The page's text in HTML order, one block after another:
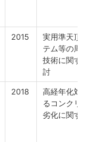
2015
実用準天頂衛星
テム等の周波
技術に関する調
討
2018
高経年化対策に
るコンクリー
劣化に関する研